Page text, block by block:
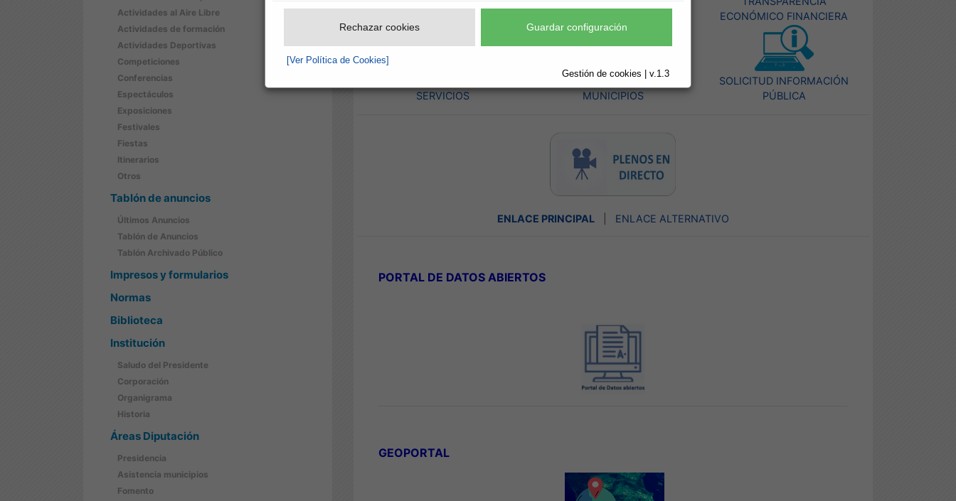
Rechazar cookies Guardar configuración
[Ver Política de Cookies]
Gestión de cookies | v.1.3
Actividades al Aire Libre
Actividades de formación
Actividades Deportivas
Competiciones
Conferencias
Espectáculos
Exposiciones
Festivales
Fiestas
Itinerarios
Otros
Tablón de anuncios
Últimos Anuncios
Tablón de Anuncios
Tablón Archivado Público
Impresos y formularios
Normas
Biblioteca
Institución
Saludo del Presidente
Corporación
Organigrama
Historia
Áreas Diputación
Presidencia
Asistencia municipios
Fomento
ECONÓMICO FINANCIERA
SERVICIOS
SERVICIOS Y APOYO A
MUNICIPIOS
SOLICITUD INFORMACIÓN
PÚBLICA
ENLACE PRINCIPAL ENLACE ALTERNATIVO
PORTAL DE DATOS ABIERTOS
GEOPORTAL